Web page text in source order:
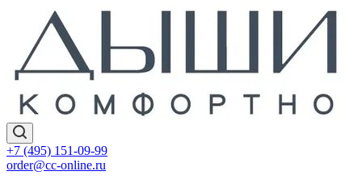
+7 (495) 151-09-99
order@cc-online.ru